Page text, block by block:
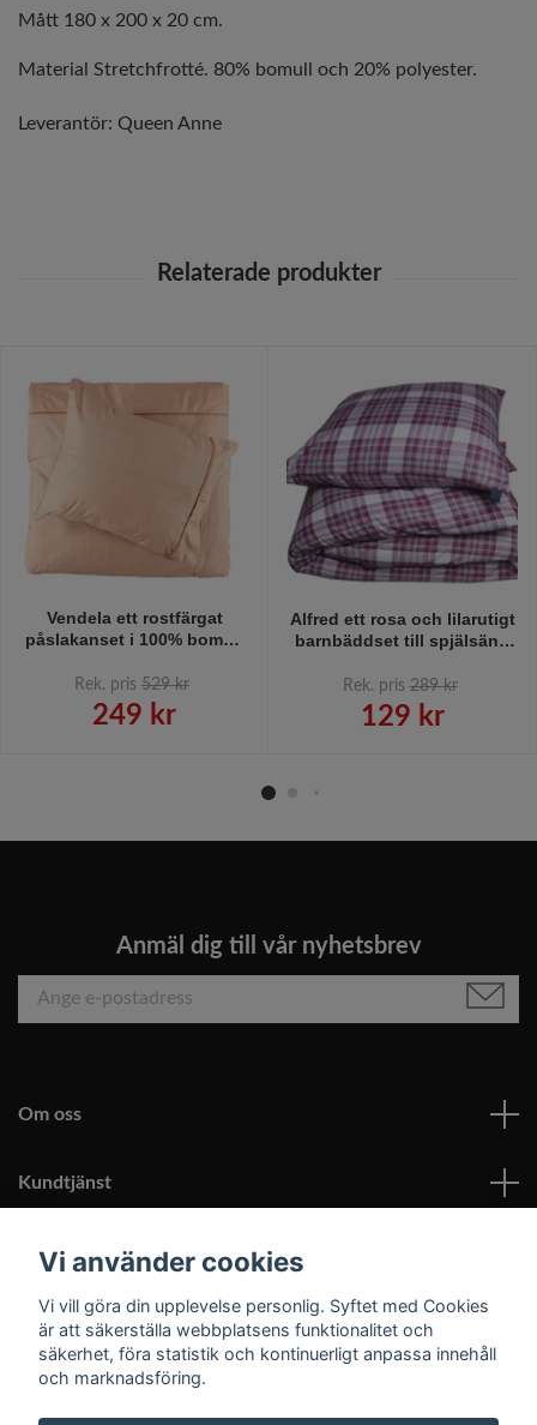
Mått 180 x 200 x 20 cm.
Material Stretchfrotté. 80% bomull och 20% polyester.
Leverantör: Queen Anne
Vendela ett rostfärgat
påslakanset i 100% bomull
Gripsholm. Mått 150 x 210
cm. Örngott 50 x 60 cm.
Rek. pris 529 kr
249 kr
Alfred ett rosa och lilarutigt
barnbäddset till spjälsäng
bomull.
Rek. pris 289 kr
129 kr
Anmäl dig till vår nyhetsbrev
Om oss
Kundtjänst
Läs mer
Sociala medier
Vi använder cookies
Vi vill göra din upplevelse personlig. Syftet med Cookies
är att säkerställa webbplatsens funktionalitet och
säkerhet, föra statistik och kontinuerligt anpassa innehåll
och marknadsföring.